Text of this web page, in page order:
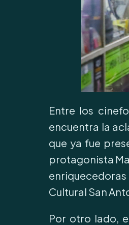
Entre los
encuentra la
que ya fue
protagonista
enriquecedoras
Cultural San
Por otro lado,